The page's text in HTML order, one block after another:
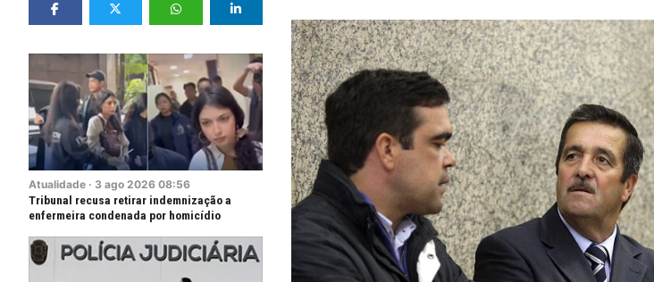
Atualidade · 3 ago 2026 08:56
Tribunal recusa retirar indemnização a
enfermeira condenada por homicídio